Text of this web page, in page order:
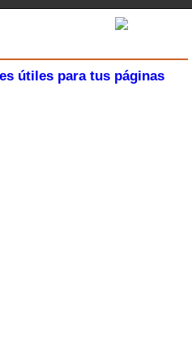
útiles para tus páginas